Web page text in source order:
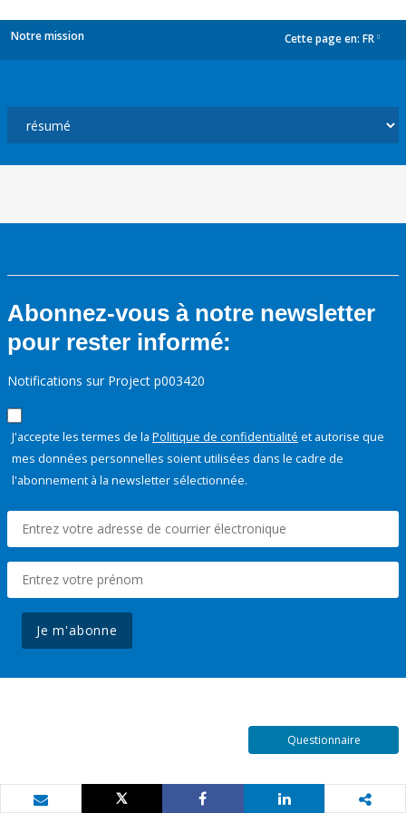
Notre mission Cette page en: FR
Abonnez-vous à notre newsletter
pour rester informé:
Notifications sur Project p003420
J'accepte les termes de la Politique de confidentialité et autorise que
mes données personnelles soient utilisées dans le cadre de
l'abonnement à la newsletter sélectionnée.
Je m'abonne
Questionnaire